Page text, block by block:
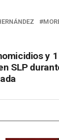
y 1
SLP